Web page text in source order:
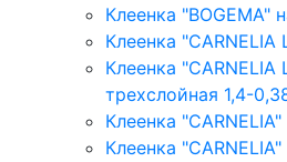
Клеенка "BOGEMA"
Клеенка "CARNELIA
Клеенка "CARNELIA
трехслойная 1,4-
Клеенка
Клеенка